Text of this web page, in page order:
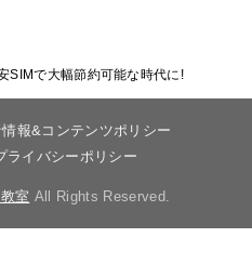
SIMで大幅節約可能な時代に!
報&コンテンツポリシー
ライバシーポリシー
室 All Rights Reserved.